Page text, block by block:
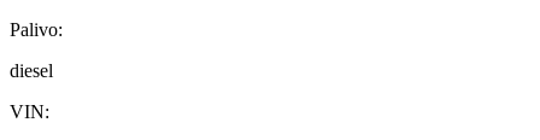
Palivo:
diesel
VIN: